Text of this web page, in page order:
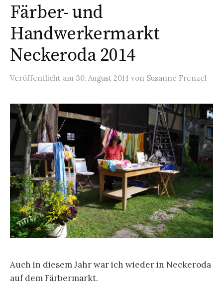
Färber- und
Handwerkermarkt
Neckeroda 2014
Veröffentlicht am 30. August 2014 von Susanne Frenzel
Auch in diesem Jahr war ich wieder in Neckeroda
auf dem Färbermarkt.